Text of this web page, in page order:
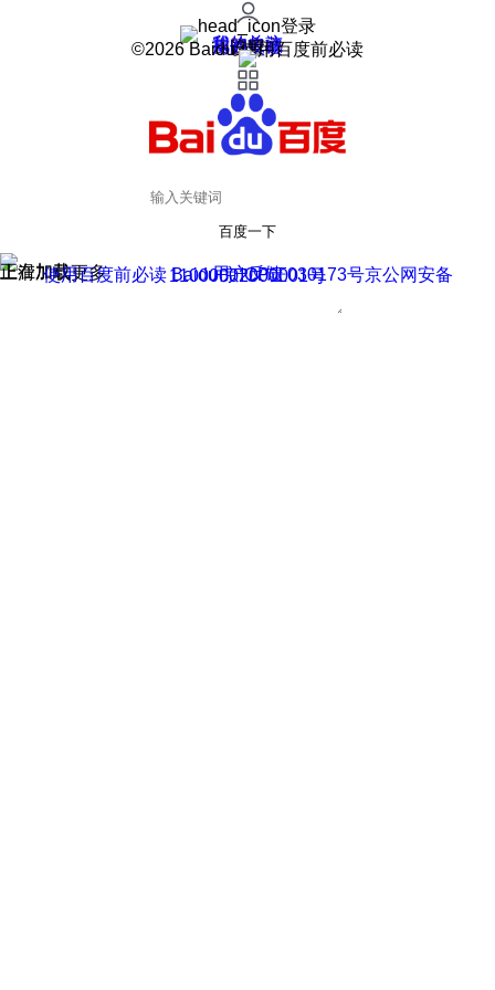
登录
我的关注
我的收藏
皮肤中心
用户反馈
设置
©2026 Baidu 使用百度前必读
百度一下
正在加载
上滑加载更多 用户反馈
使用百度前必读 Baidu 京ICP证030173号
京公网安备11000002000001号